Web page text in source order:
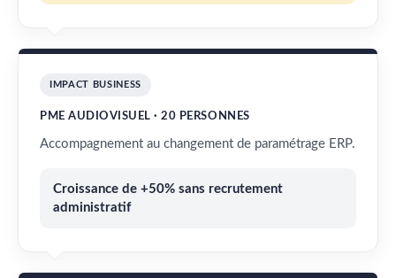
IMPACT BUSINESS
PME AUDIOVISUEL · 20 PERSONNES
Accompagnement au changement de paramétrage ERP.
Croissance de +50% sans recrutement
administratif